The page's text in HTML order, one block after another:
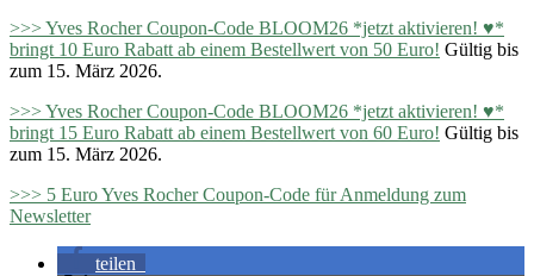
>>> Yves Rocher Coupon-Code BLOOM26 *jetzt aktivieren! ♥*
bringt 10 Euro Rabatt ab einem Bestellwert von 50 Euro! Gültig bis
zum 15. März 2026.
>>> Yves Rocher Coupon-Code BLOOM26 *jetzt aktivieren! ♥*
bringt 15 Euro Rabatt ab einem Bestellwert von 60 Euro! Gültig bis
zum 15. März 2026.
>>> 5 Euro Yves Rocher Coupon-Code für Anmeldung zum
Newsletter
teilen